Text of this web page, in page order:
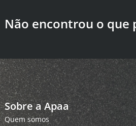
Não encontrou o que
Sobre a Apaa
Quem somos